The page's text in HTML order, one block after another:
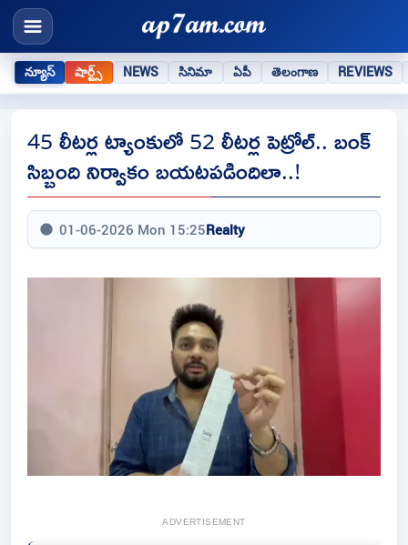
న్యూస్ షార్ట్స్ NEWS సినిమా ఏపీ తెలంగాణ REVIEWS
45 లీటర్ల ట్యాంకులో 52 లీటర్ల పెట్రోల్‌.. బంక్‌
సిబ్బంది నిర్వాకం బయటపడిందిలా..!
01-06-2026 Mon 15:25Realty
ADVERTISEMENT